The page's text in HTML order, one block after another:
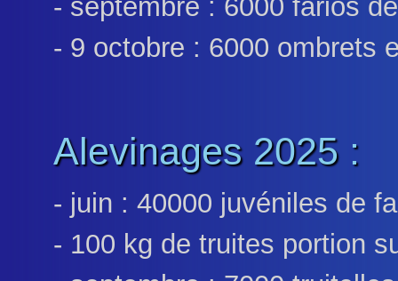
- septembre : 6000 farios
- 9 octobre : 6000 ombrets
Alevinages 2025 :
- juin : 40000 juvéniles de
- 100 kg de truites portion